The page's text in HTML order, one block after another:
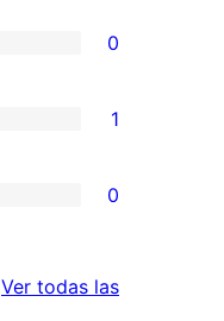
0
1
0
Ver todas las